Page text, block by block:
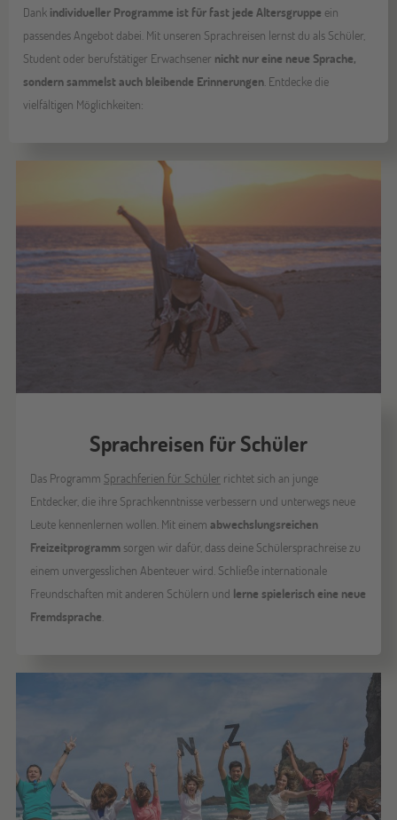
Dank individueller Programme ist für fast jede Altersgruppe ein
passendes Angebot dabei. Mit unseren Sprachreisen lernst du als Schüler,
Student oder berufstätiger Erwachsener nicht nur eine neue Sprache,
sondern sammelst auch bleibende Erinnerungen. Entdecke die
vielfältigen Möglichkeiten:
Sprachreisen für Schüler
Das Programm Sprachferien für Schüler richtet sich an junge
Entdecker, die ihre Sprachkenntnisse verbessern und unterwegs neue
Leute kennenlernen wollen. Mit einem abwechslungsreichen
Freizeitprogrammsorgen wir dafür, dass deine Schülersprachreise zu
einem unvergesslichen Abenteuer wird. Schließe internationale
Freundschaften mit anderen Schülern und lerne spielerisch eine neue
Fremdsprache.